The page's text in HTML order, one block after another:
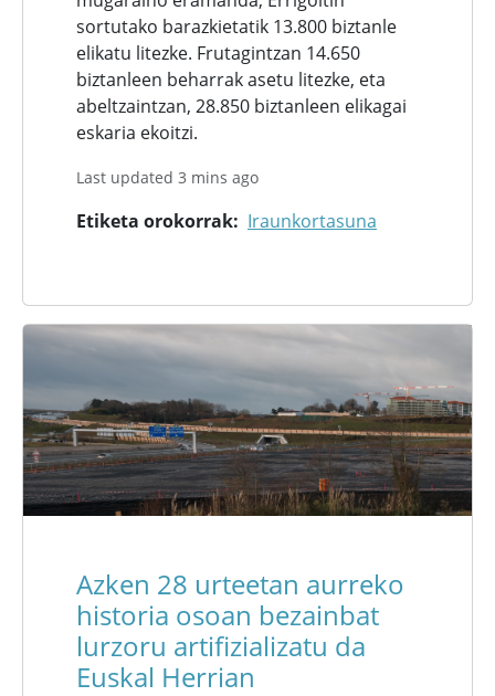
sortutako barazkietatik 13.800 biztanle
elikatu litezke. Frutagintzan 14.650
biztanleen beharrak asetu litezke, eta
abeltzaintzan, 28.850 biztanleen elikagai
eskaria ekoitzi.
Last updated 3 mins ago
Etiketa orokorrak Iraunkortasuna
Azken 28 urteetan aurreko
historia osoan bezainbat
lurzoru artifizializatu da
Euskal Herrian